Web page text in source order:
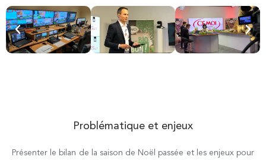
Problématique et enjeux
Présenter le bilan de la saison de Noël passée et les enjeux pour